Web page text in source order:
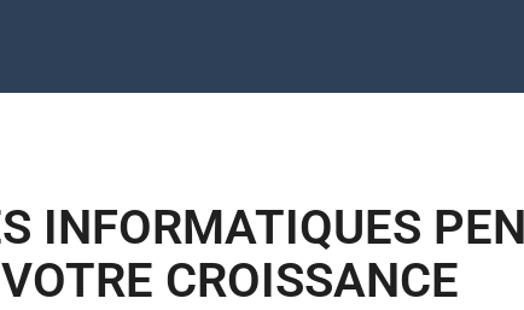
INFORMATIQUES
VOTRE CROISSANCE